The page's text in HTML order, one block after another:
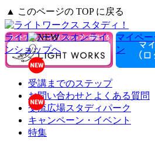
▲ このページの TOP に戻る
ライトワークスオンライ
ンショップへ
マイペー
ン
受講までのステップ
お問い合わせとよくある質問
交流広場スタディパーク
キャンペーン・イベント
特集